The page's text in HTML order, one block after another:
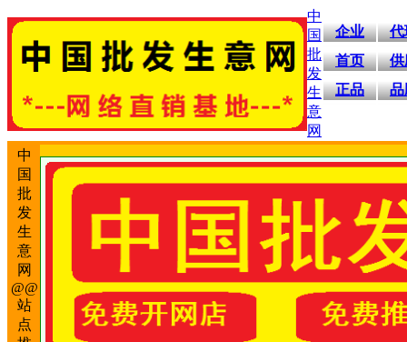
中
国
批
发
生
意
网
企业
代
首页
供
正品
品
中
国
批
发
生
意
网
@@
站
点